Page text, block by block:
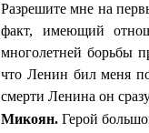
Разрешите мне на
факт, имеющий
многолетней борьбы
что Ленин бил меня
смерти Ленина он
Микоян. Герой